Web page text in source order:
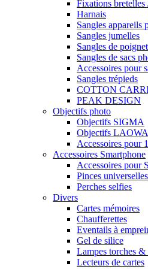
Fixations bretelles
Harnais
Sangles appareils
Sangles jumelles
Sangles de poignet
Sangles de sacs
Accessoires pour
Sangles trépieds
COTTON
PEAK DESIGN
Objectifs photo
Objectifs SIGMA
Objectifs LAOWA
Accessoires pour
Accessoires Smartphone
Accessoires pour
Pinces
Perches selfies
Divers
Cartes mémoires
Chaufferettes
Eventails à
Gel de silice
Lampes torches &
Lecteurs de cartes